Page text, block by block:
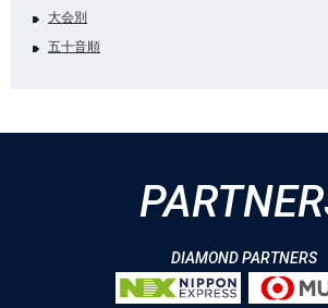
大会別
五十音順
DIAMOND PARTNERS